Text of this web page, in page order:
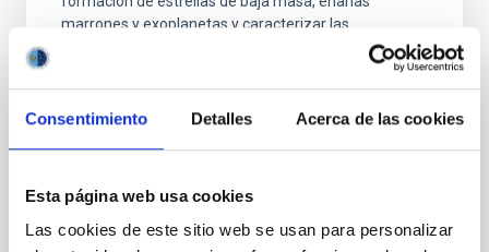
Consentimiento Detalles Acerca de las cookies
Esta página web usa cookies
Las cookies de este sitio web se usan para personalizar
marrones y exoplanetas y caracterizar las
propiedades físicas de estos astros en varias etapas
evolutivas. Las estrellas de muy baja masa y las
enanas marrones son probablemente los objetos
más numerosos de nuestra Galaxia, pero no por ello
En ejecución